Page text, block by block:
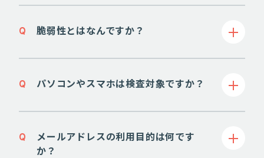
Q 脆弱性とはなんですか？
Q パソコンやスマホは検査対象ですか？
Q
メールアドレスの利用目的は何です
か？